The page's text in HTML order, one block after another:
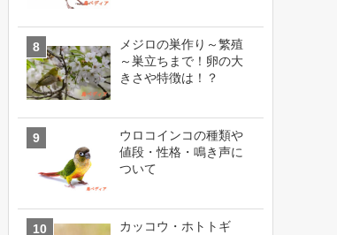
メジロの巣作り～繁殖
～巣立ちまで！卵の大
きさや特徴は！？
ウロコインコの種類や
値段・性格・鳴き声に
ついて
カッコウ・ホトトギ